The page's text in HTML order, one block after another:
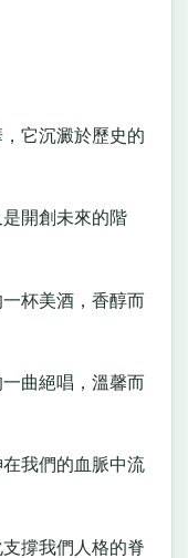
它沉澱於歷史的
開創未來的階
杯美酒，香醇而
曲絕唱，溫馨而
我們的血脈中流
撐我們人格的脊